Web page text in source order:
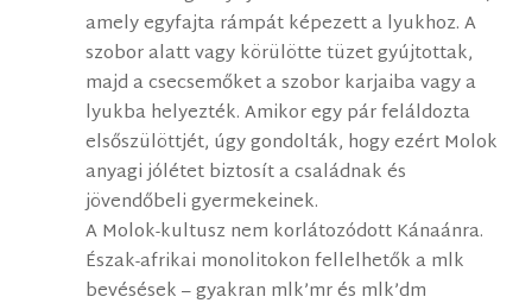
amely egyfajta rámpát képezett a lyukhoz. A
szobor alatt vagy körülötte tüzet gyújtottak,
majd a csecsemőket a szobor karjaiba vagy a
lyukba helyezték. Amikor egy pár feláldozta
elsőszülöttjét, úgy gondolták, hogy ezért Molok
anyagi jólétet biztosít a családnak és
jövendőbeli gyermekeinek.
A Molok-kultusz nem korlátozódott Kánaánra.
Észak-afrikai monolitokon fellelhetők a mlk
bevésések – gyakran mlk’mr és mlk’dm